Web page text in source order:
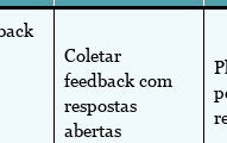
Coletar
feedback com
respostas
abertas